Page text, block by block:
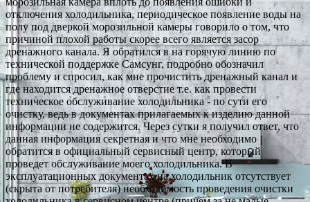
отключения холодильника, периодическое появление воды на
полу под дверкой морозильной камеры говорило о том, что
причиной плохой работы скорее всего является засор
дренажного канала. Я обратился в на горячую линию по
технической поддержке Самсунг, подробно обозначил
проблему и спросил, как мне прочистить дренажный канал и
где находится дренажное отверстие т.е. как провести
техническое обслуживание холодильника - по сути его
очистку, ведь в документах прилагаемых к изделию данной
информации не содержится. Через сутки я получил ответ, что
данная информация секретная и что мне необходимо
обратится в официальный сервисный центр, который
проведет обслуживание моего холодильника. В
эксплуатационных документах на холодильник отсутствует
(скрыта от потребителя) необходимость проведения очистки